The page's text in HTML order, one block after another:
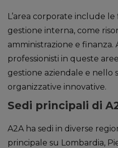
L’area corporate include
gestione interna, come
amministrazione e
professionisti in queste
gestione aziendale e nello
organizzative innovative.
Sedi principali di
A2A ha sedi in diverse
principale su Lombardia,